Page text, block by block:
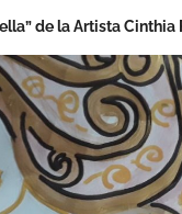
de la Artista Cinthia